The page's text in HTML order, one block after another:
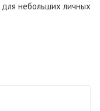
небольших личных